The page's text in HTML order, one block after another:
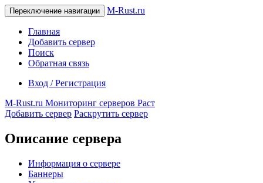
Переключение навигации M-Rust.ru
Главная
Добавить сервер
Поиск
Обратная связь
Вход / Регистрация
M-Rust.ru Мониторинг серверов Раст
Добавить сервер Раскрутить сервер
Описание сервера
Информация о сервере
Баннеры